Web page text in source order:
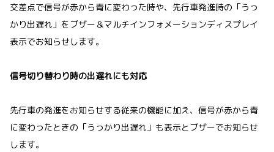
交差点で信号が赤から青に変わった時や、先行車発進時の「うっ
かり出遅れ」をブザー＆マルチインフォメーションディスプレイ
表示でお知らせします。
信号切り替わり時の出遅れにも対応
先行車の発進をお知らせする従来の機能に加え、信号が赤から青
に変わったときの「うっかり出遅れ」も表示とブザーでお知らせ
します。